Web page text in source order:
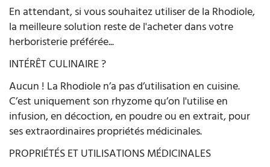
En attendant, si vous souhaitez utiliser de la Rhodiole,
la meilleure solution reste de l'acheter dans votre
herboristerie préférée...
INTÉRÊT CULINAIRE ?
Aucun ! La Rhodiole n’a pas d’utilisation en cuisine.
C’est uniquement son rhyzome qu’on l'utilise en
infusion, en décoction, en poudre ou en extrait, pour
ses extraordinaires propriétés médicinales.
PROPRIÉTÉS ET UTILISATIONS MÉDICINALES